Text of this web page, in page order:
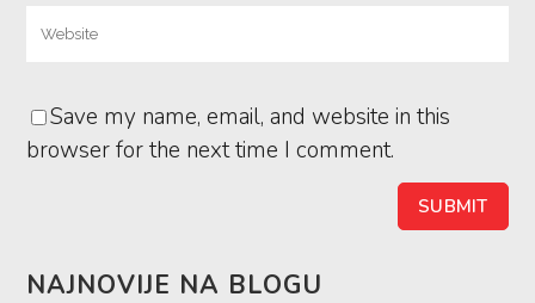
Save my name, email, and website in this
browser for the next time I comment.
NAJNOVIJE NA BLOGU